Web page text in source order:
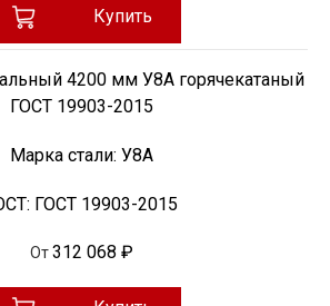
Купить
4200 мм У8А горячекатаный
ГОСТ 19903-2015
Марка стали: У8А
ГОСТ 19903-2015
От 312 068 ₽